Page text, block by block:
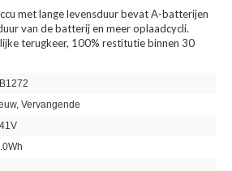
met lange levensduur bevat A-batterijen
van de batterij en meer oplaadcycli.
terugkeer, 100% restitutie binnen 30
Vervangende